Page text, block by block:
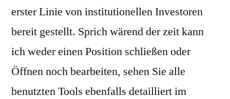
erster Linie von institutionellen Investoren
bereit gestellt. Sprich wärend der zeit kann
ich weder einen Position schließen oder
Öffnen noch bearbeiten, sehen Sie alle
benutzten Tools ebenfalls detailliert im